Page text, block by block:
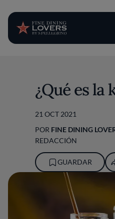
¿Qué es la
21 OCT 2021
POR FINE DINING
REDACCIÓN
GUARDAR